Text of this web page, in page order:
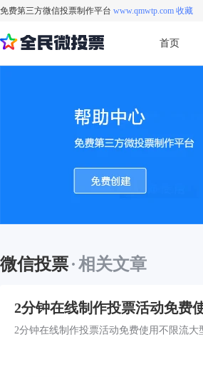
免费第三方微信投票制作平台 www.qmwtp.com 收藏
首页
微信投票·相关文章
2分钟在线制作投票活动免费
2分钟在线制作投票活动免费使用不限流大